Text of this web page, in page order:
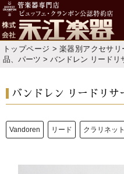
トップページ >楽器別アクセサリ
品、パーツ > バンドレン リードリ
バンドレン リードリサ
Vandoren リード クラリネット
人気の永江楽器コラム
「楽器をはじめよう」
お手入れ方法
選定者のご紹介
演奏会のお知らせ